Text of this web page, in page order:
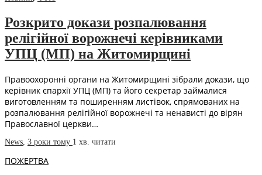
Розкрито докази розпалювання
релігійної ворожнечі керівниками
УПЦ (МП) на Житомирщині
Правоохоронні органи на Житомирщині зібрали докази, що
керівник єпархії УПЦ (МП) та його секретар займалися
виготовленням та поширенням листівок, спрямованих на
розпалювання релігійної ворожнечі та ненависті до вірян
Православної церкви…
News, 3 роки тому 1 хв. читати
ПОЖЕРТВА